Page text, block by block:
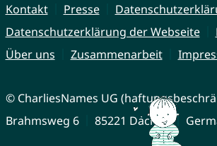
Kontakt Presse
Datenschutzerklärung der Webseite
Über uns
Zusammenarbeit
© CharliesNames UG
Brahmsweg 6
85221 Dachau